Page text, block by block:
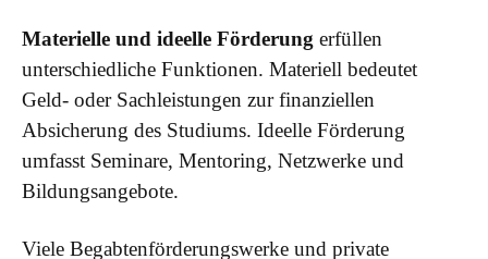
Materielle und ideelle Förderung erfüllen
unterschiedliche Funktionen. Materiell bedeutet
Geld- oder Sachleistungen zur finanziellen
Absicherung des Studiums. Ideelle Förderung
umfasst Seminare, Mentoring, Netzwerke und
Bildungsangebote.
Viele Begabtenförderungswerke und private